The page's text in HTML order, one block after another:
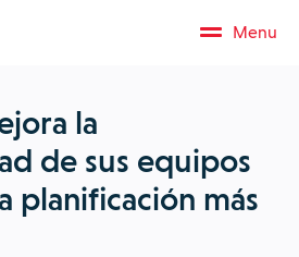
Menu
la
de sus equipos
planificación más